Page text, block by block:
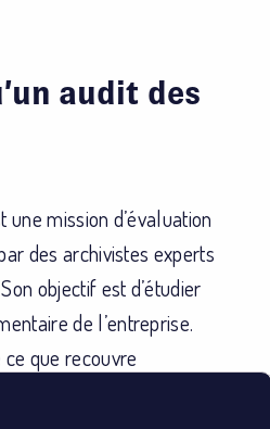
audit des
une mission d’évaluation
des archivistes experts
objectif est d’étudier
de l’entreprise.
que recouvre